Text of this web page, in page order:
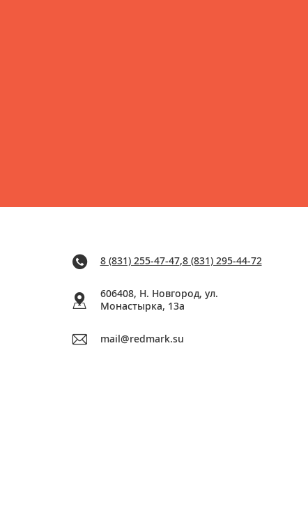
8 (831) 255-47-47,8 (831) 295-44-72
606408, Н. Новгород, ул.
Монастырка, 13a
mail@redmark.su